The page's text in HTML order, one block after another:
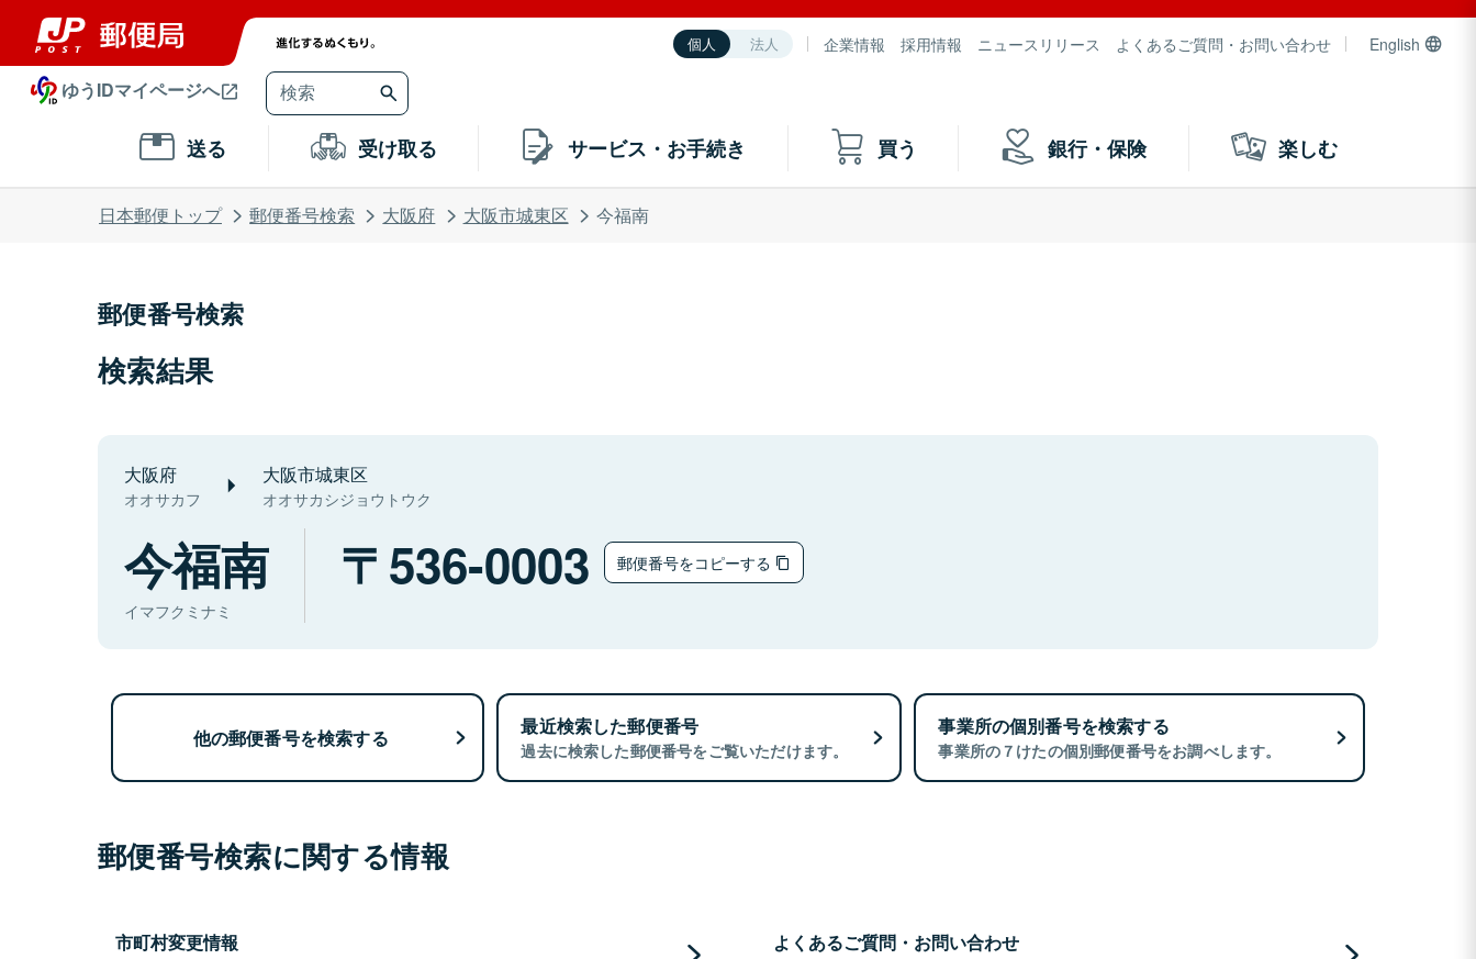
個人 法人 企業情報 採用情報 ニュースリリース よくあるご質問・お問い合わせ English
ゆうIDマイページへ
送る 受け取る サービス・お手続き 買う 銀行・保険 楽しむ
日本郵便トップ 郵便番号検索 大阪府 大阪市城東区 今福南
郵便番号検索
検索結果
大阪府
オオサカフ
大阪市城東区
オオサカシジョウトウク
今福南
イマフクミナミ
536-0003 郵便番号をコピーする
他の郵便番号を検索する 最近検索した郵便番号
過去に検索した郵便番号をご覧いただけます。
事業所の個別番号を検索する
事業所の７けたの個別郵便番号をお調べします。
郵便番号検索に関する情報
市町村変更情報 よくあるご質問・お問い合わせ